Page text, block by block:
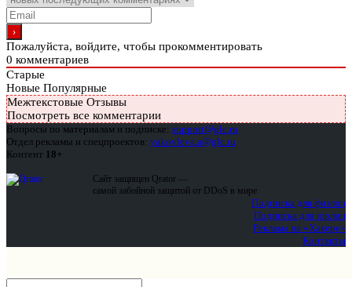
Пожалуйста, войдите, чтобы прокомментировать
0 комментариев
Старые
Новые Популярные
Межтекстовые Отзывы
Посмотреть все комментарии
Вопросы по материалам и подписке: support@glc.ru
Отдел рекламы и спецпроектов: yakovleva.a@glc.ru
Контент 18+
Сайт защищен Qrator —
самой забойной защитой от DDoS в мире
Подписка для физлиц
Подписка для юрлиц
Реклама на «Хакере»
Контакты